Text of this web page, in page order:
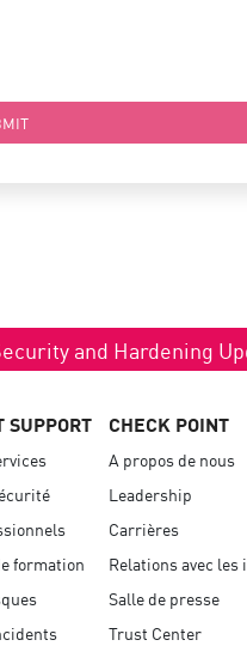
and Hardening
SUPPORT
formation
CHECK POINT
A propos de nous
Leadership
Carrières
Relations avec
Salle de presse
Trust Center